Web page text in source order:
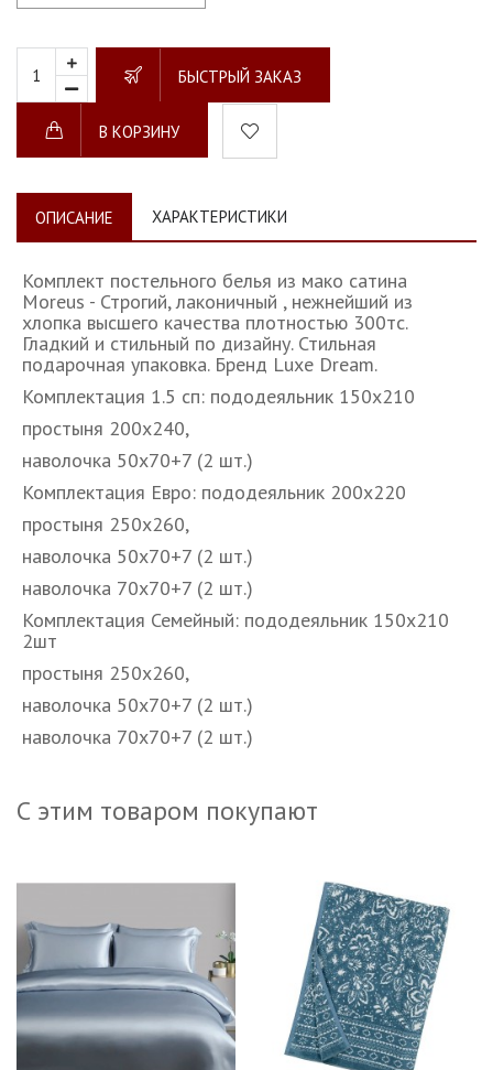
БЫСТРЫЙ ЗАКАЗ
В КОРЗИНУ
ОПИСАНИЕ ХАРАКТЕРИСТИКИ
Комплект постельного белья из мако сатина
Moreus - Строгий, лаконичный , нежнейший из
хлопка высшего качества плотностью 300тс.
Гладкий и стильный по дизайну. Стильная
подарочная упаковка. Бренд Luxe Dream.
Комплектация 1.5 сп: пододеяльник 150х210
простыня 200х240,
наволочка 50х70+7 (2 шт.)
Комплектация Евро: пододеяльник 200х220
простыня 250х260,
наволочка 50х70+7 (2 шт.)
наволочка 70х70+7 (2 шт.)
Комплектация Семейный: пододеяльник 150х210
2шт
простыня 250х260,
наволочка 50х70+7 (2 шт.)
наволочка 70х70+7 (2 шт.)
С этим товаром покупают